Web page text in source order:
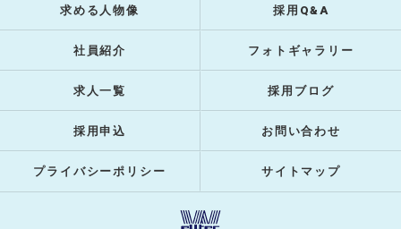
求める人物像 採用Q&A
社員紹介 フォトギャラリー
求人一覧 採用ブログ
採用申込 お問い合わせ
プライバシーポリシー サイトマップ